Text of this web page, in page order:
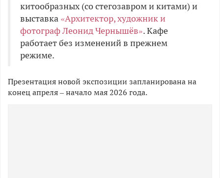
китообразных (со стегозавром и китами) и
выставка «Архитектор, художник и
фотограф Леонид Чернышёв». Кафе
работает без изменений в прежнем
режиме.
Презентация новой экспозиции запланирована на
конец апреля – начало мая 2026 года.